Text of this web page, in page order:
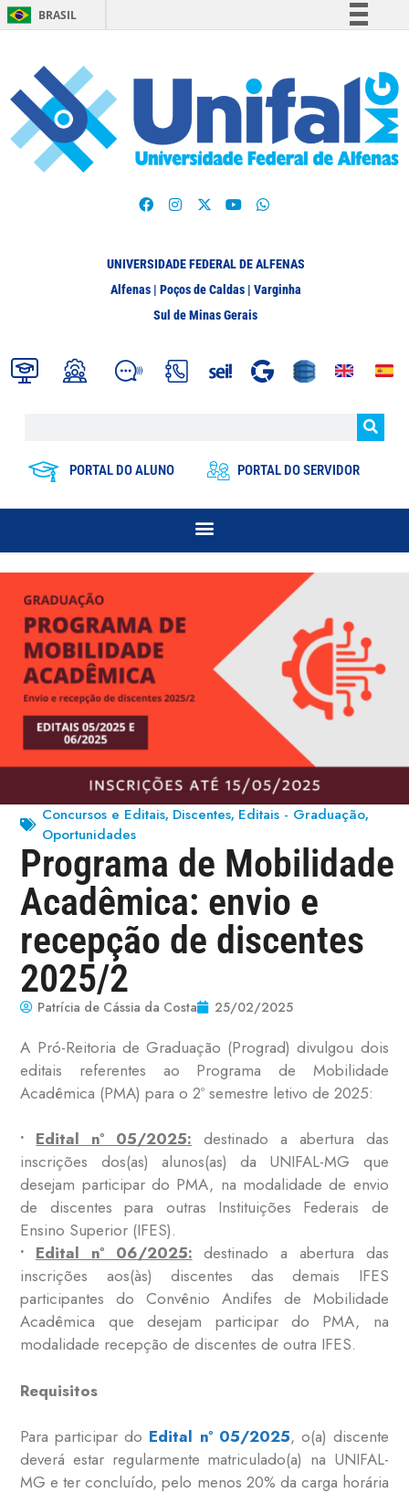
BRASIL
Participe
Acesso à informação
Legislação
UNIVERSIDADE FEDERAL DE ALFENAS
Alfenas | Poços de Caldas | Varginha
Sul de Minas Gerais
PORTAL DO ALUNO PORTAL DO SERVIDOR
Concursos e Editais, Discentes, Editais - Graduação,
Oportunidades
Programa de Mobilidade
Acadêmica: envio e
recepção de discentes
2025/2
Patrícia de Cássia da Costa 25/02/2025
A Pró-Reitoria de Graduação (Prograd) divulgou dois
editais referentes ao Programa de Mobilidade
Acadêmica (PMA) para o 2º semestre letivo de 2025:
• Edital nº 05/2025: destinado a abertura das
inscrições dos(as) alunos(as) da UNIFAL-MG que
desejam participar do PMA, na modalidade de envio
de discentes para outras Instituições Federais de
Ensino Superior (IFES).
• Edital nº 06/2025: destinado a abertura das
inscrições aos(às) discentes das demais IFES
participantes do Convênio Andifes de Mobilidade
Acadêmica que desejam participar do PMA, na
modalidade recepção de discentes de outra IFES.
Requisitos
Para participar do Edital nº 05/2025, o(a) discente
deverá estar regularmente matriculado(a) na UNIFAL-
MG e ter concluído, pelo menos 20% da carga horária